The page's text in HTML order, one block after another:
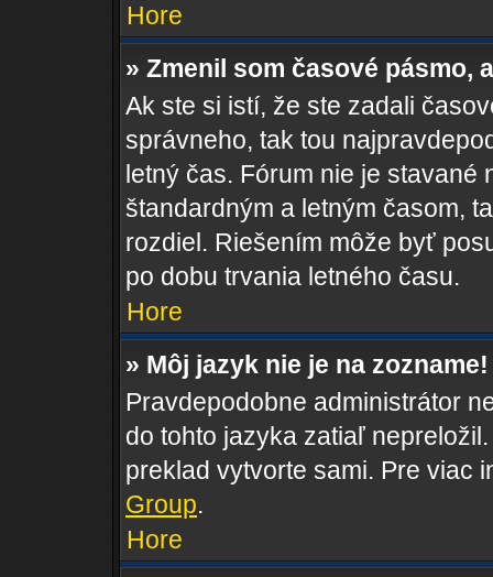
Hore
» Zmenil som časové pásmo,
Ak ste si istí, že ste zadali
správneho, tak tou
letný čas. Fórum nie je stavané
štandardným a letným časom,
rozdiel. Riešením môže byť
po dobu trvania letného času.
Hore
» Môj jazyk nie je na zozname!
Pravdepodobne administrátor
do tohto jazyka zatiaľ
preklad vytvorte sami. Pre viac
Group.
Hore